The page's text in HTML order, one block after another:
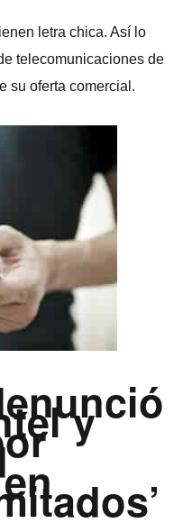
letra chica. Así­ lo
telecomunicaciones de
su oferta comercial.
y